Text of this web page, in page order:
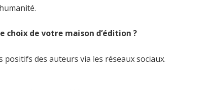
choix de votre maison d’édition ?
positifs des auteurs via les réseaux sociaux.